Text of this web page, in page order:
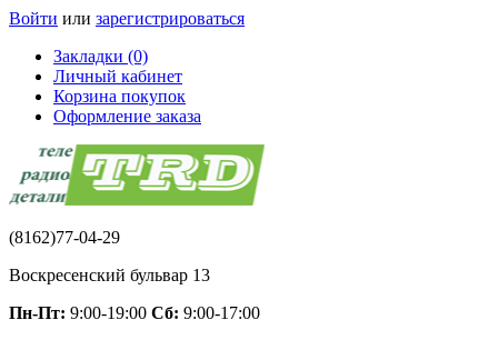
Войти или зарегистрироваться
Закладки (0)
Личный кабинет
Корзина покупок
Оформление заказа
(8162)77-04-29
Воскресенский бульвар 13
Пн-Пт: 9:00-19:00 Сб: 9:00-17:00